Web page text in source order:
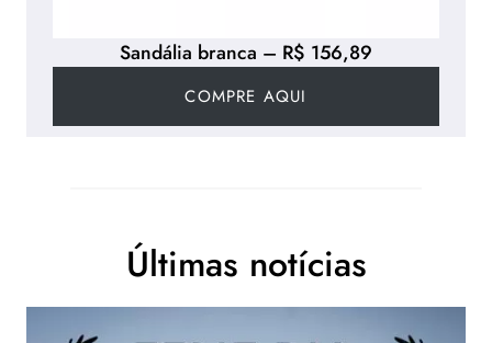
Sandália branca – R$ 156,89
COMPRE AQUI
Últimas notícias